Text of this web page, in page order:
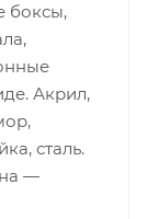
боксы,
Акрил,
сталь.
—